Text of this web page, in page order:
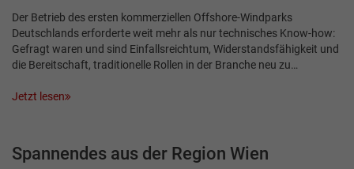
Der Betrieb des ersten kommerziellen Offshore-Windparks
Deutschlands erforderte weit mehr als nur technisches Know-how:
Gefragt waren und sind Einfallsreichtum, Widerstandsfähigkeit und
die Bereitschaft, traditionelle Rollen in der Branche neu zu…
Jetzt lesen
Spannendes aus der Region Wien